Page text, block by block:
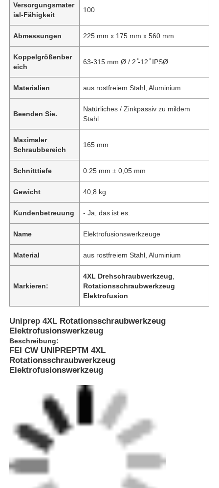
Versorgungsmater
ial-Fähigkeit
100
Abmessungen 225 mm x 175 mm x 560 mm
Koppelgrößenber
eich
63-315 mm Ø / 2 ̊-12 ̊ IPSØ
Materialien aus rostfreiem Stahl, Aluminium
Beenden Sie.
Natürliches / Zinkpassiv zu mildem
Stahl
Maximaler
Schraubbereich
165 mm
Schnitttiefe 0.25 mm ± 0,05 mm
Gewicht 40,8 kg
Kundenbetreuung - Ja, das ist es.
Name Elektrofusionswerkzeuge
Material aus rostfreiem Stahl, Aluminium
Markieren:
4XL Drehschraubwerkzeug
Rotationsschraubwerkzeug
Elektrofusion
Uniprep 4XL Rotationsschraubwerkzeug
Elektrofusionswerkzeug
Beschreibung:
FEI CW UNIPREPTM 4XL
Rotationsschraubwerkzeug
Elektrofusionswerkzeug